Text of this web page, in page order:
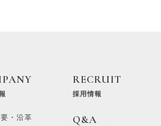
・沿革
RECRUIT
採用情報
Q&A